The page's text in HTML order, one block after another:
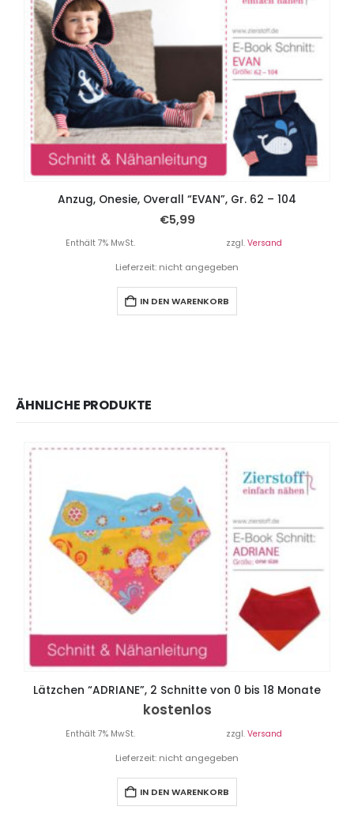
Anzug, Onesie, Overall “EVAN”, Gr. 62 – 104
€5,99
Enthält 7% MwSt. zzgl. Versand
Lieferzeit: nicht angegeben
IN DEN WARENKORB
ÄHNLICHE PRODUKTE
Lätzchen “ADRIANE”, 2 Schnitte von 0 bis 18 Monate
kostenlos
Enthält 7% MwSt. zzgl. Versand
Lieferzeit: nicht angegeben
IN DEN WARENKORB